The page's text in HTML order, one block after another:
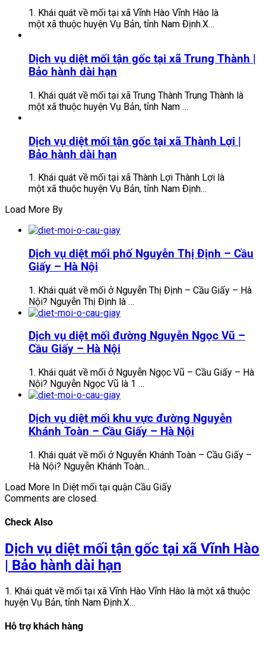
1. Khái quát về mối tại xã Vĩnh Hào Vĩnh Hào là
một xã thuộc huyện Vụ Bản, tỉnh Nam Định.X…
Dịch vụ diệt mối tận gốc tại xã Trung Thành |
Bảo hành dài hạn
1. Khái quát về mối tại xã Trung Thành Trung Thành là
một xã thuộc huyện Vụ Bản, tỉnh Nam …
Dịch vụ diệt mối tận gốc tại xã Thành Lợi |
Bảo hành dài hạn
1. Khái quát về mối tại xã Thành Lợi Thành Lợi là
một xã thuộc huyện Vụ Bản, tỉnh Nam Định…
Load More By
Dịch vụ diệt mối phố Nguyễn Thị Định – Cầu
Giấy – Hà Nội
1. Khái quát về mối ở Nguyễn Thị Định – Cầu Giấy – Hà
Nội? Nguyễn Thị Định là …
Dịch vụ diệt mối đường Nguyễn Ngọc Vũ –
Cầu Giấy – Hà Nội
1. Khái quát về mối ở Nguyễn Ngọc Vũ – Cầu Giấy – Hà
Nội? Nguyễn Ngọc Vũ là 1 …
Dịch vụ diệt mối khu vực đường Nguyễn
Khánh Toàn – Cầu Giấy – Hà Nội
1. Khái quát về mối ở Nguyễn Khánh Toàn – Cầu Giấy –
Hà Nội? Nguyễn Khánh Toàn…
Load More In Diệt mối tại quận Cầu Giấy
Comments are closed.
Check Also
Dịch vụ diệt mối tận gốc tại xã Vĩnh Hào
| Bảo hành dài hạn
1. Khái quát về mối tại xã Vĩnh Hào Vĩnh Hào là một xã thuộc
huyện Vụ Bản, tỉnh Nam Định.X…
Hỗ trợ khách hàng